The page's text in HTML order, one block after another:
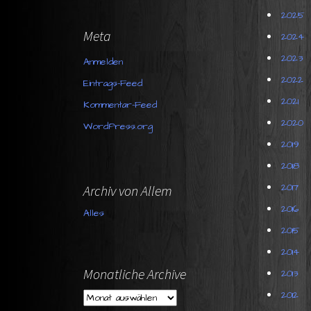
n
a
c
:
2025
2024
2023
2022
2021
2020
2019
2018
2017
2016
2015
2014
2013
2012
Meta
Anmelden
Eintrags-Feed
Kommentar-Feed
WordPress.org
Archiv von Allem
Alles
Monatliche Archive
M